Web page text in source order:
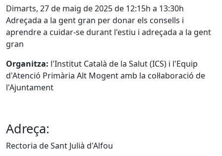
Dimarts, 27 de maig de 2025 de 12:15h a 13:30h
Adreçada a la gent gran per donar els consells i
aprendre a cuidar-se durant l'estiu i adreçada a la gent
gran
Organitza: l'Institut Català de la Salut (ICS) i l'Equip
d'Atenció Primària Alt Mogent amb la col·laboració de
l'Ajuntament
Adreça:
Rectoria de Sant Julià d'Alfou